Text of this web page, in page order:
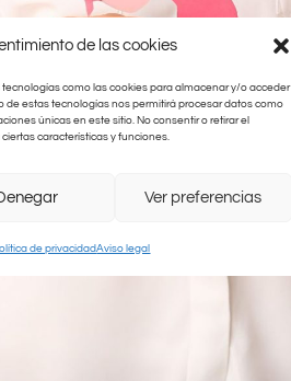
de las cookies
como las cookies para almacenar y/o acceder
de estas tecnologías nos permitirá procesar datos como
únicas en este sitio. No consentir o retirar el
características y funciones.
Ver preferencias
de privacidadAviso legal